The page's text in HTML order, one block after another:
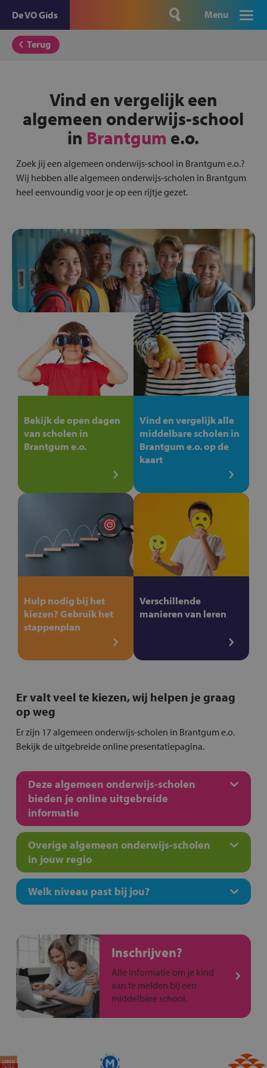
De VO Gids Menu
Terug
Vind en vergelijk een
algemeen onderwijs-school
in Brantgum e.o.
Zoek jij een algemeen onderwijs-school in Brantgum e.o.?
Wij hebben alle algemeen onderwijs-scholen in Brantgum
heel eenvoundig voor je op een rijtje gezet.
Bekijk de open dagen
van scholen in
Brantgum e.o.
Vind en vergelijk alle
middelbare scholen in
Brantgum e.o. op de
kaart
Hulp nodig bij het
kiezen? Gebruik het
stappenplan
Verschillende
manieren van leren
Er valt veel te kiezen, wij helpen je graag
op weg
Er zijn 17 algemeen onderwijs-scholen in Brantgum e.o.
Bekijk de uitgebreide online presentatiepagina.
Deze algemeen onderwijs-scholen
bieden je online uitgebreide
informatie
Overige algemeen onderwijs-scholen
in jouw regio
Welk niveau past bij jou?
Inschrijven?
Alle informatie om je kind
aan te melden bij een
middelbare school.